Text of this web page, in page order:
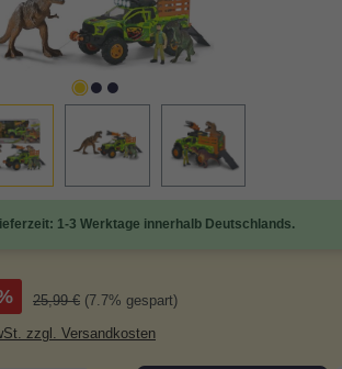
1-3 Werktage innerhalb Deutschlands.
Regulärer Preis:
25,99 € (7.7% gespart)
zzgl. Versandkosten